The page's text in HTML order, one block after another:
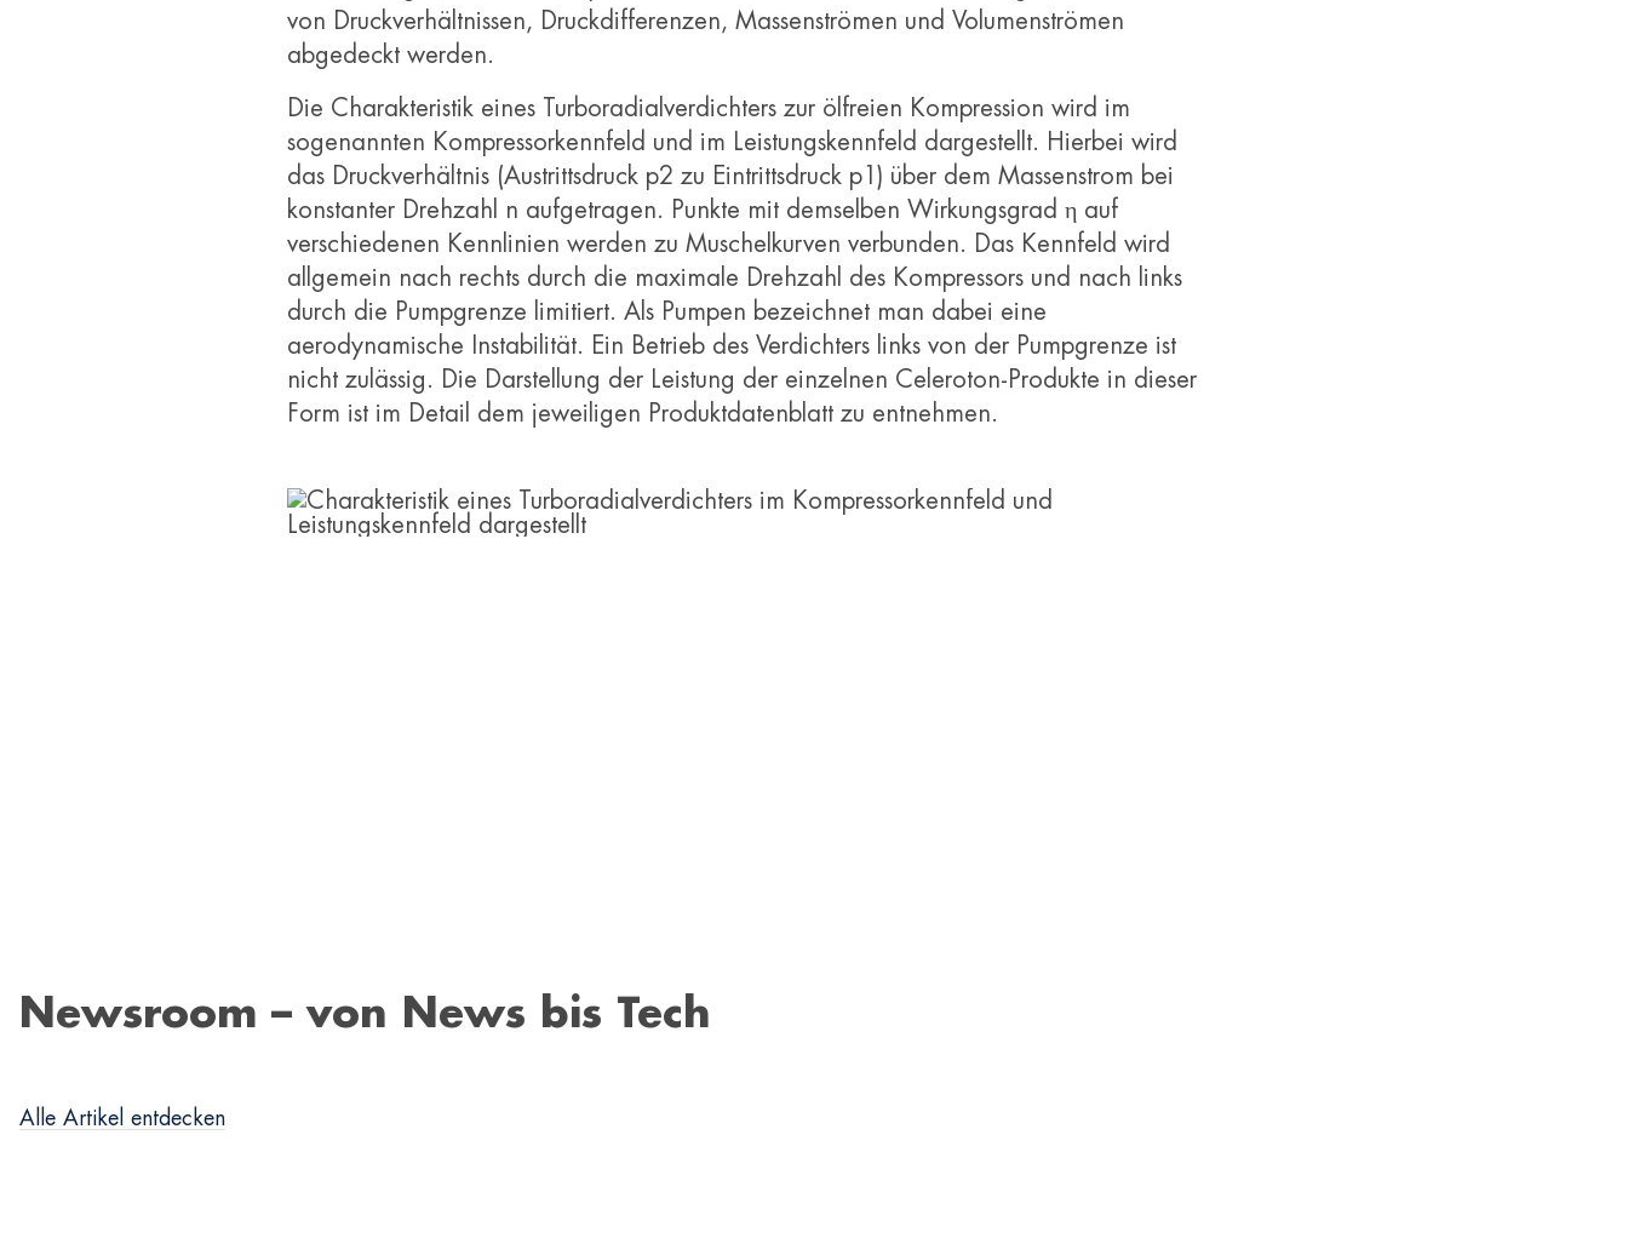
von Druckverhältnissen, Druckdifferenzen, Massenströmen und Volumenströmen
abgedeckt werden.
Die Charakteristik eines Turboradialverdichters zur ölfreien Kompression wird im
sogenannten Kompressorkennfeld und im Leistungskennfeld dargestellt. Hierbei wird
das Druckverhältnis (Austrittsdruck p2 zu Eintrittsdruck p1) über dem Massenstrom bei
konstanter Drehzahl n aufgetragen. Punkte mit demselben Wirkungsgrad η auf
verschiedenen Kennlinien werden zu Muschelkurven verbunden. Das Kennfeld wird
allgemein nach rechts durch die maximale Drehzahl des Kompressors und nach links
durch die Pumpgrenze limitiert. Als Pumpen bezeichnet man dabei eine
aerodynamische Instabilität. Ein Betrieb des Verdichters links von der Pumpgrenze ist
nicht zulässig. Die Darstellung der Leistung der einzelnen Celeroton-Produkte in dieser
Form ist im Detail dem jeweiligen Produktdatenblatt zu entnehmen.
Newsroom – von News bis Tech
Alle Artikel entdecken